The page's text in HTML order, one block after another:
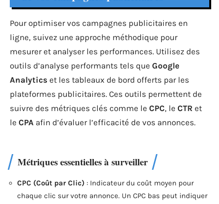
Pour optimiser vos campagnes publicitaires en
ligne, suivez une approche méthodique pour
mesurer et analyser les performances. Utilisez des
outils d’analyse performants tels que Google
Analytics et les tableaux de bord offerts par les
plateformes publicitaires. Ces outils permettent de
suivre des métriques clés comme le CPC, le CTR et
le CPA afin d’évaluer l’efficacité de vos annonces.
Métriques essentielles à surveiller
CPC (Coût par Clic) : Indicateur du coût moyen pour
chaque clic sur votre annonce. Un CPC bas peut indiquer